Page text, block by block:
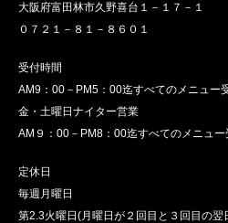
大阪府富田林市久野喜台１－１７－１
０７２１－８１－８６０１
受付時間
AM9：00－PM5：00迄すべてのメニュー
金・土曜日ナイター営業
AM９：00－PM8：00迄すべてのメニュー
定休日
毎週月曜日
第2.3火曜日(月曜日が２回目と３回目の翌